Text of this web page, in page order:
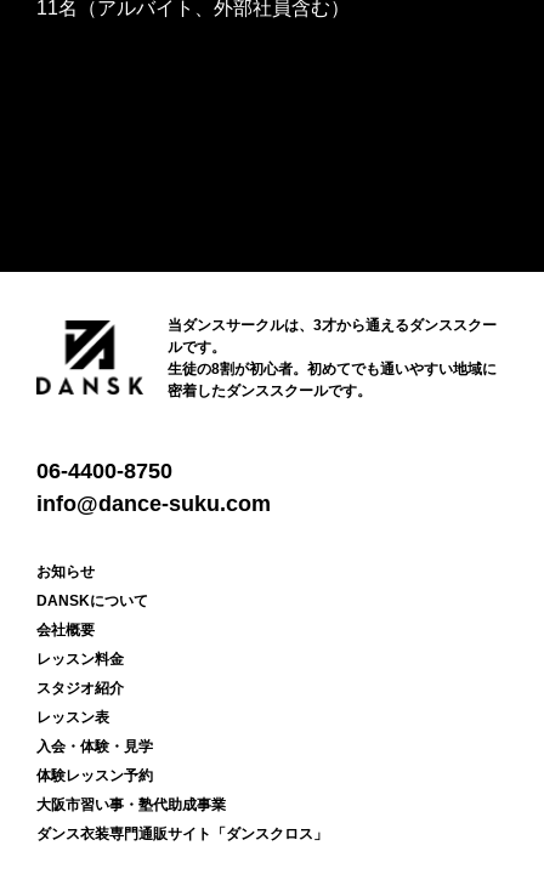
11名（アルバイト、外部社員含む）
当ダンスサークルは、3才から通えるダンススクー
ルです。
生徒の8割が初心者。初めてでも通いやすい地域に
密着したダンススクールです。
06-4400-8750
info@dance-suku.com
お知らせ
DANSKについて
会社概要
レッスン料金
スタジオ紹介
レッスン表
入会・体験・見学
体験レッスン予約
大阪市習い事・塾代助成事業
ダンス衣装専門通販サイト「ダンスクロス」